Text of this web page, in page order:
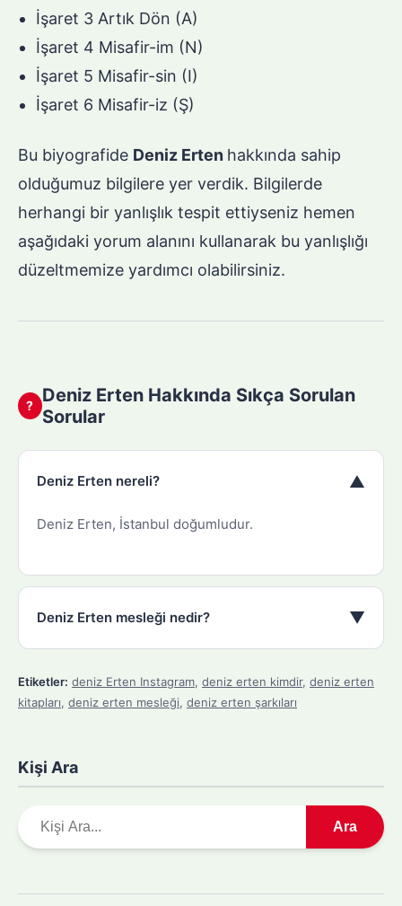
İşaret 3 Artık Dön (A)
İşaret 4 Misafir-im (N)
İşaret 5 Misafir-sin (I)
İşaret 6 Misafir-iz (Ş)
Bu biyografide Deniz Erten hakkında sahip
olduğumuz bilgilere yer verdik. Bilgilerde
herhangi bir yanlışlık tespit ettiyseniz hemen
aşağıdaki yorum alanını kullanarak bu yanlışlığı
düzeltmemize yardımcı olabilirsiniz.
?
Deniz Erten Hakkında Sıkça Sorulan
Sorular
Deniz Erten nereli? ▼
Deniz Erten, İstanbul doğumludur.
Deniz Erten mesleği nedir? ▼
Etiketler: deniz Erten Instagram, deniz erten kimdir, deniz erten
kitapları, deniz erten mesleği, deniz erten şarkıları
Kişi Ara
r
Ara